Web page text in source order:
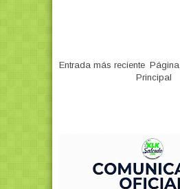
Entrada más reciente Página
Principal